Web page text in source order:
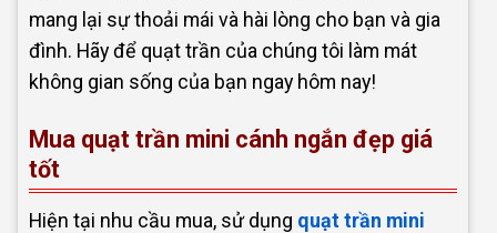
mang lại sự thoải mái và hài lòng cho bạn và gia
đình. Hãy để quạt trần của chúng tôi làm mát
không gian sống của bạn ngay hôm nay!
Mua quạt trần mini cánh ngắn đẹp giá
tốt
Hiện tại nhu cầu mua, sử dụng quạt trần mini